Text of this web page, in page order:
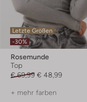
Letzte Größen
-30%
Rosemunde
Top
€ 69,99 € 48,99
+ mehr farben